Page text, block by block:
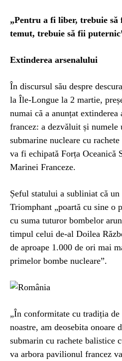
„Pentru a fi liber, trebuie
temut, trebuie să fii
Extinderea arsenalului
În discursul său despre
la Île-Longue la 2 martie,
numai că a anunțat extinderea
francez: a dezvăluit și numele
submarine nucleare cu
va fi echipată Forța Oceanică
Marinei Franceze.
Șeful statului a subliniat că un
Triomphant „poartă cu sine o
cu suma tuturor bombelor
timpul celui de-al Doilea
de aproape 1.000 de ori mai
primelor bombe nucleare”.
„În conformitate cu tradiția
noastre, am deosebita onoare
submarin cu rachete balistice
va arbora pavilionul francez